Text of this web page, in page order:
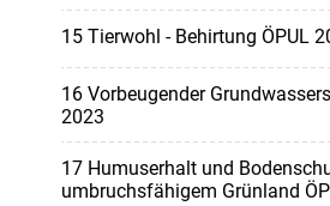
15 Tierwohl - Behirtung ÖPUL
16 Vorbeugender
2023
17 Humuserhalt und
umbruchsfähigem Grünland